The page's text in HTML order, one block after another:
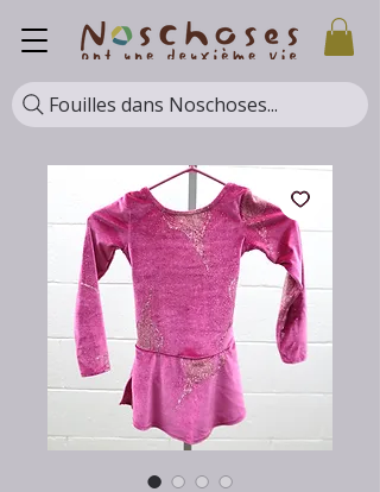
Fouilles dans Noschoses...